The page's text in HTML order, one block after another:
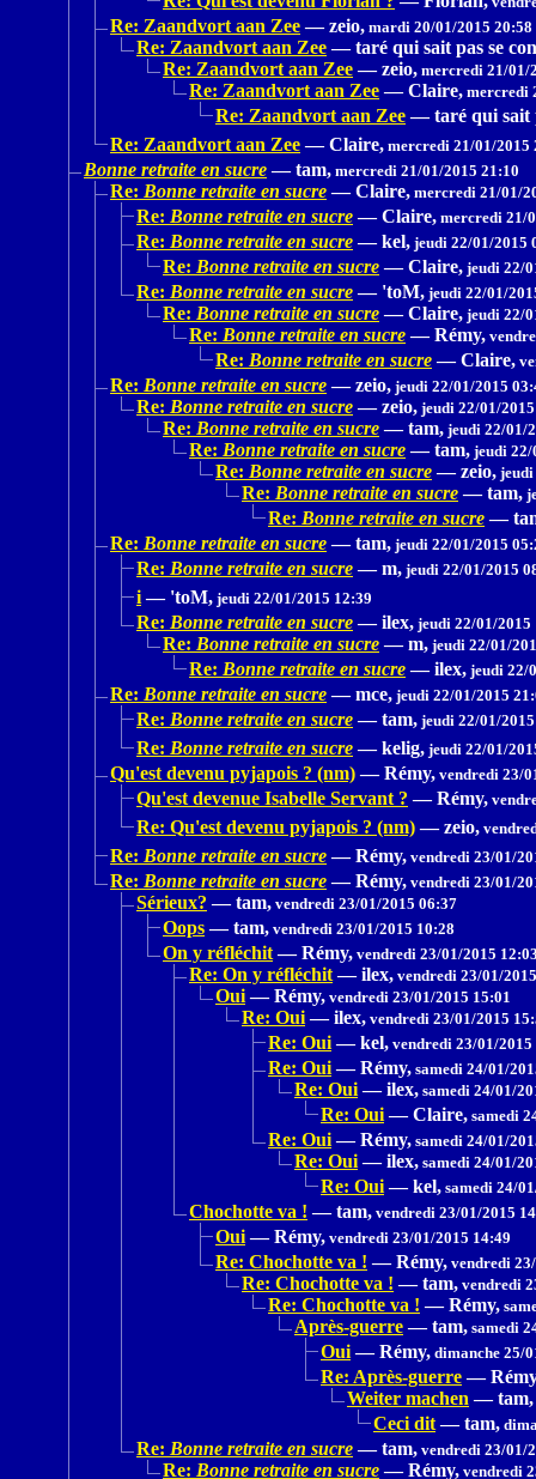
Re: Zaandvort aan Zee — zeio, mardi 20/01/2015 20:58
Re: Zaandvort aan Zee — taré qui sait pas se
Re: Zaandvort aan Zee — zeio, mercredi 21/01/
Re: Zaandvort aan Zee — Claire, mercredi
Re: Zaandvort aan Zee — taré qui sait
Re: Zaandvort aan Zee — Claire, mercredi 21/01/2015
Bonne retraite en sucre — tam, mercredi 21/01/2015 21:10
Re: Bonne retraite en sucre — Claire, mercredi 21/01/
Re: Bonne retraite en sucre — Claire, mercredi 21/
Re: Bonne retraite en sucre — kel, jeudi 22/01/2015
Re: Bonne retraite en sucre — Claire, jeudi 22/
Re: Bonne retraite en sucre — 'toM, jeudi 22/01/
Re: Bonne retraite en sucre — Claire, jeudi 22/
Re: Bonne retraite en sucre — Rémy,
Re: Bonne retraite en sucre — Claire,
Re: Bonne retraite en sucre — zeio, jeudi 22/01/2015
Re: Bonne retraite en sucre — zeio, jeudi 22/01/
Re: Bonne retraite en sucre — tam, jeudi 22/01/
Re: Bonne retraite en sucre — tam, jeudi 22/
Re: Bonne retraite en sucre — zeio, jeudi
Re: Bonne retraite en sucre — tam,
Re: Bonne retraite en sucre —
Re: Bonne retraite en sucre — tam, jeudi 22/01/2015
Re: Bonne retraite en sucre — m, jeudi 22/01/2015
i — 'toM, jeudi 22/01/2015 12:39
Re: Bonne retraite en sucre — ilex, jeudi 22/01/2015
Re: Bonne retraite en sucre — m, jeudi 22/01/
Re: Bonne retraite en sucre — ilex, jeudi 22/
Re: Bonne retraite en sucre — mce, jeudi 22/01/2015
Re: Bonne retraite en sucre — tam, jeudi 22/01/
Re: Bonne retraite en sucre — kelig, jeudi 22/01/
Qu'est devenu pyjapois ? (nm) — Rémy, vendredi 23/
Qu'est devenue Isabelle Servant ? — Rémy,
Re: Qu'est devenu pyjapois ? (nm) — zeio,
Re: Bonne retraite en sucre — Rémy, vendredi 23/01/
Re: Bonne retraite en sucre — Rémy, vendredi 23/01/
Sérieux? — tam, vendredi 23/01/2015 06:37
Oops — tam, vendredi 23/01/2015 10:28
On y réfléchit — Rémy, vendredi 23/01/2015
Re: On y réfléchit — ilex, vendredi 23/01/
Oui — Rémy, vendredi 23/01/2015 15:01
Re: Oui — ilex, vendredi 23/01/2015
Re: Oui — kel, vendredi 23/01/2015
Re: Oui — Rémy, samedi 24/01/
Re: Oui — ilex, samedi 24/01/
Re: Oui — Claire, samedi
Re: Oui — Rémy, samedi 24/01/
Re: Oui — ilex, samedi 24/01/
Re: Oui — kel, samedi 24/
Chochotte va ! — tam, vendredi 23/01/2015
Oui — Rémy, vendredi 23/01/2015 14:49
Re: Chochotte va ! — Rémy, vendredi
Re: Chochotte va ! — tam, vendredi
Re: Chochotte va ! — Rémy,
Après-guerre — tam, samedi
Oui — Rémy, dimanche 25/
Re: Après-guerre —
Weiter machen — tam,
Ceci dit — tam,
Re: Bonne retraite en sucre — tam, vendredi 23/01/
Re: Bonne retraite en sucre — Rémy, vendredi